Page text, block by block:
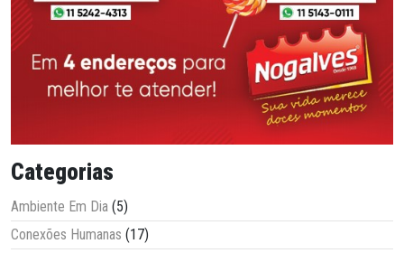
Categorias
Ambiente Em Dia (5)
Conexões Humanas (17)